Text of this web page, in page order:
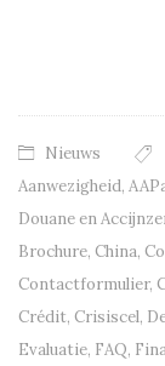
Nieuws
Aanwezigheid,
Douane en
Brochure, China,
Contactformulier,
Crédit, Crisiscel,
Evaluatie, FAQ,